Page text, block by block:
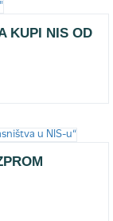
KUPI NIS OD